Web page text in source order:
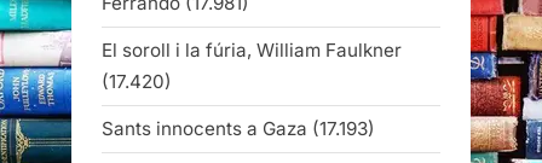
El soroll i la fúria, William Faulkner
(17.420)
Sants innocents a Gaza (17.193)